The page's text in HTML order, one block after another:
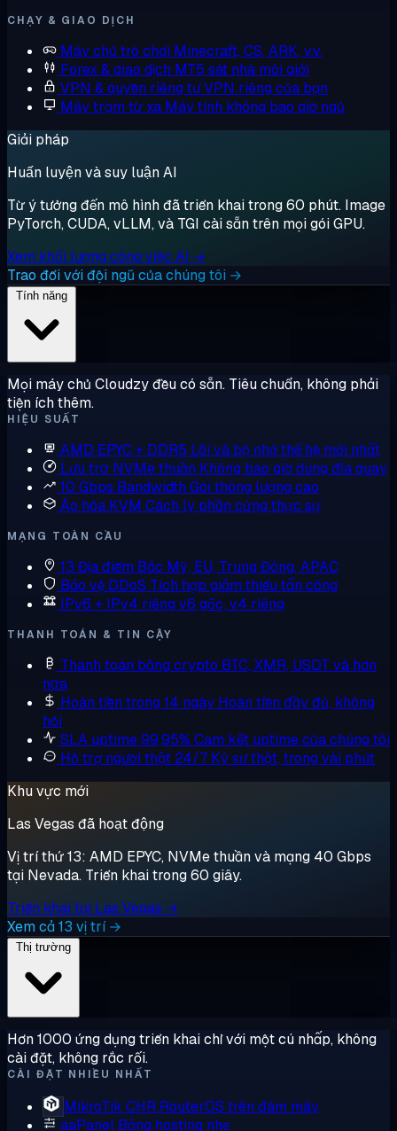
CHẠY & GIAO DỊCH
Máy chủ trò chơi Minecraft, CS, ARK, v.v.
Forex & giao dịch MT5 sát nhà môi giới
VPN & quyền riêng tưVPN riêng của bạn
Máy trạm từ xa Máy tính không bao giờ ngủ
Giải pháp
Huấn luyện và suy luận AI
Từ ý tưởng đến mô hình đã triển khai trong 60 phút. Image
PyTorch, CUDA, vLLM, và TGI cài sẵn trên mọi gói GPU.
Xem khối lượng công việc AI →
Trao đổi với đội ngũ của chúng tôi →
Mọi máy chủ Cloudzy đều có sẵn. Tiêu chuẩn, không phải
tiện ích thêm.
HIỆU SUẤT
AMD EPYC + DDR5 Lõi và bộ nhớ thế hệ mới nhất
Lưu trữ NVMe thuần Không bao giờ dùng đĩa quay
10 Gbps Bandwidth Gói thông lượng cao
Ảo hóa KVM Cách ly phần cứng thực sự
MẠNG TOÀN CẦU
13 Địa điểm Bắc Mỹ, EU, Trung Đông, APAC
Bảo vệ DDoS Tích hợp giảm thiểu tấn công
IPv6 + IPv4 riêng v6 gốc, v4 riêng
THANH TOÁN & TIN CẬY
Thanh toán bằng crypto BTC, XMR, USDT và hơn
nữa
Hoàn tiền trong 14 ngày Hoàn tiền đầy đủ, không
hỏi
SLA uptime 99,95% Cam kết uptime của chúng tôi
Hỗ trợ người thật 24/7 Kỹ sư thật, trong vài phút
Khu vực mới
Las Vegas đã hoạt động
Vị trí thứ 13: AMD EPYC, NVMe thuần và mạng 40 Gbps
tại Nevada. Triển khai trong 60 giây.
Triển khai tại Las Vegas →
Xem cả 13 vị trí →
Hơn 1000 ứng dụng triển khai chỉ với một cú nhấp, không
cài đặt, không rắc rối.
CÀI ĐẶT NHIỀU NHẤT
MikroTik CHR RouterOS trên đám mây
aaPanel Bảng hosting nhẹ